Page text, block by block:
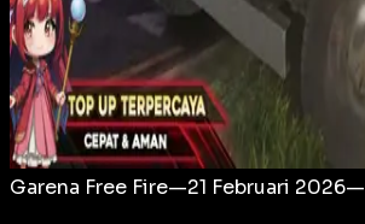
Garena Free Fire—21 Februari 2026—